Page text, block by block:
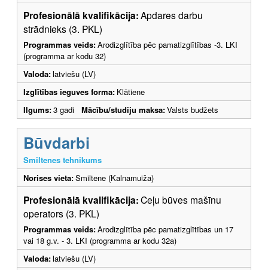
Profesionālā kvalifikācija:Apdares darbu
strādnieks (3. PKL)
Programmas veids:Arodizglītība pēc pamatizglītības -3. LKI
(programma ar kodu 32)
Valoda:latviešu (LV)
Izglītības ieguves forma: Klātiene
Ilgums:3 gadi Mācību/studiju maksa:Valsts budžets
Būvdarbi
Smiltenes tehnikums
Norises vieta:Smiltene (Kalnamuiža)
Profesionālā kvalifikācija:Ceļu būves mašīnu
operators (3. PKL)
Programmas veids:Arodizglītība pēc pamatizglītības un 17
vai 18 g.v. - 3. LKI (programma ar kodu 32a)
Valoda:latviešu (LV)